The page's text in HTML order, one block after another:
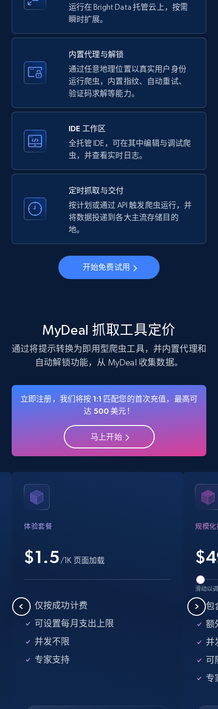
Amazon products - find products by using
upc numbers
price, Currency, Availability, Reviews count, and
more.
5.7K+
LinkedIn company information
ID, Name, Country code, Locations, Followers,
Employees in linkedin, About, Specialties, and
33.5K+ 3.5K+ 注册使用
Instagram - Profiles
Account, Fbid, ID, Followers, Posts count, Is
business account, Is professional account, Is
Instagram - Profiles - Collect profile
business account, Is professional account, Is
verified, and more.
3.5K+ 注册使用
Crunchbase companies information
Name, URL, ID, Cb rank, Region, About,
Searching data by keyword
Name, URL, ID, Cb rank, Region, About,
Industries, Operating status, and more.
运行在 Bright Data 托管云上，按需
瞬时扩展。
内置代理与解锁
通过任意地理位置以真实用户身份
运行爬虫，内置指纹、自动重试、
验证码求解等能力。
IDE 工作区
全托管 IDE，可在其中编辑与调试爬
虫，并查看实时日志。
定时抓取与交付
按计划或通过 API 触发爬虫运行，并
将数据投递到各大主流存储目的
地。
开始免费试用
MyDeal 抓取工具定价
通过将提示转换为即用型爬虫工具，并内置代理和
自动解锁功能，从 MyDeal 收集数据。
立即注册，我们将按 1:1 匹配您的首次充值，最高可
达 500 美元！
马上开始
体验套餐
$1.5 /1K 页面加载
仅按成功计费
可设置每月支出上限
并发不限
专家支持
规模化
$
滑动以
包
额
并
可
专